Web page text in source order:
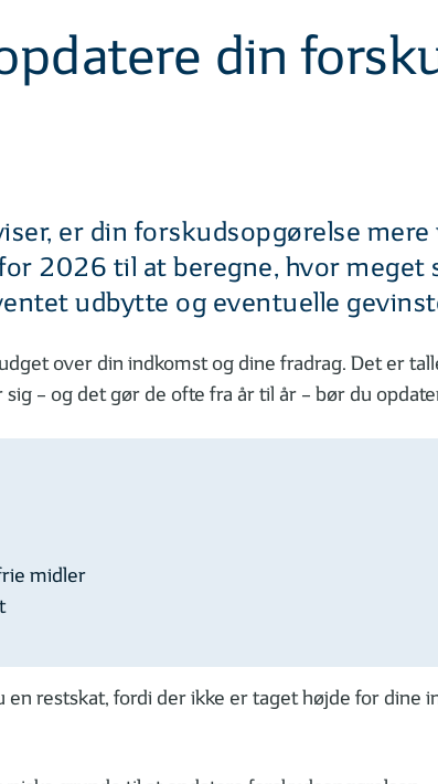
din
er din forskudsopgørelse
2026 til at beregne, hvor meget
udbytte og eventuelle
over din indkomst og dine fradrag. Det er
– og det gør de ofte fra år til år – bør du
midler
restskat, fordi der ikke er taget højde for